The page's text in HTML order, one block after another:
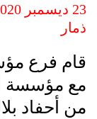
23 ديسمبر 2020
ذمار
قام فرع
مع مؤسسة
من أحفاد